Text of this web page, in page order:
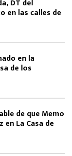
DT del
en las calles de
en la
de los
de que Memo
en La Casa de